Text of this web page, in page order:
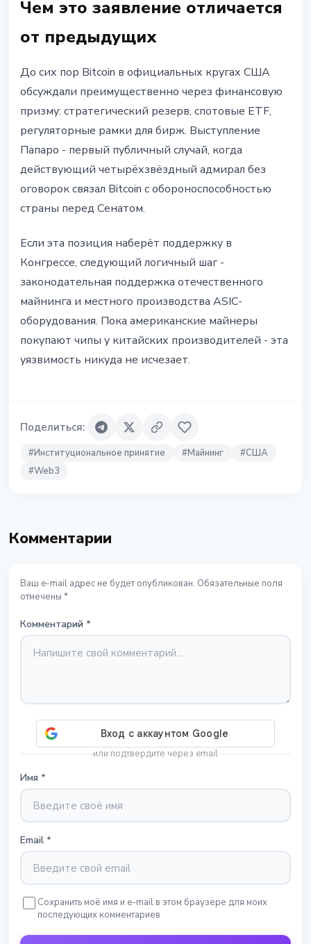
Чем это заявление отличается
от предыдущих
До сих пор Bitcoin в официальных кругах США
обсуждали преимущественно через финансовую
призму: стратегический резерв, спотовые ETF,
регуляторные рамки для бирж. Выступление
Папаро - первый публичный случай, когда
действующий четырёхзвёздный адмирал без
оговорок связал Bitcoin с обороноспособностью
страны перед Сенатом.
Если эта позиция наберёт поддержку в
Конгрессе, следующий логичный шаг -
законодательная поддержка отечественного
майнинга и местного производства ASIC-
оборудования. Пока американские майнеры
покупают чипы у китайских производителей - эта
уязвимость никуда не исчезает.
Поделиться:
#Институциональное принятие #Майнинг #США
#Web3
Комментарии
Ваш e-mail адрес не будет опубликован. Обязательные поля
отмечены *
Комментарий *
или подтвердите через email
Имя *
Email *
Сохранить моё имя и e-mail в этом браузере для моих
последующих комментариев